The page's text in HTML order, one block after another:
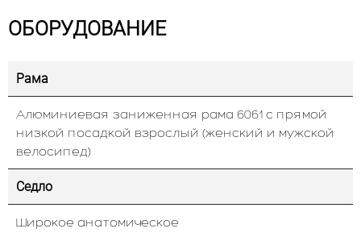
ОБОРУДОВАНИЕ
Рама
Алюминиевая заниженная рама 6061 с прямой
низкой посадкой взрослый (женский и мужской
велосипед)
Седло
Широкое анатомическое